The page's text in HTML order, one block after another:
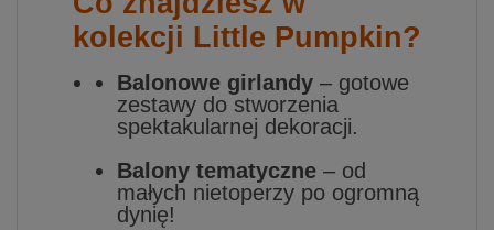
kolekcji Little Pumpkin?
Balonowe girlandy – gotowe
zestawy do stworzenia
spektakularnej dekoracji.
Balony tematyczne – od
małych nietoperzy po ogromną
dynię!